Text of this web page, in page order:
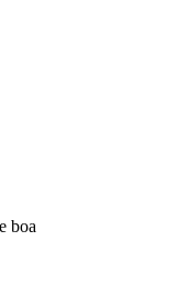
boa